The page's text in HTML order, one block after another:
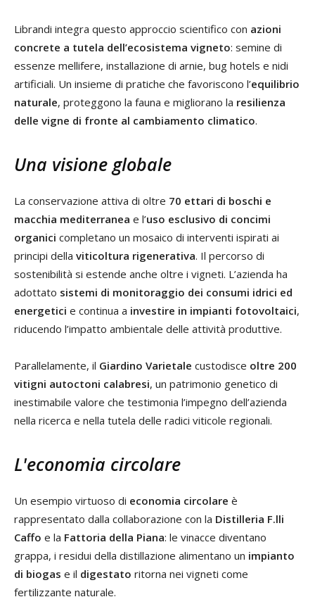
Librandi integra questo approccio scientifico con azioni
concrete a tutela dell’ecosistema vigneto: semine di
essenze mellifere, installazione di arnie, bug hotels e nidi
artificiali. Un insieme di pratiche che favoriscono l’equilibrio
naturale, proteggono la fauna e migliorano la resilienza
delle vigne di fronte al cambiamento climatico.
Una visione globale
La conservazione attiva di oltre 70 ettari di boschi e
macchia mediterranea e l’uso esclusivo di concimi
organici completano un mosaico di interventi ispirati ai
principi della viticoltura rigenerativa. Il percorso di
sostenibilità si estende anche oltre i vigneti. L’azienda ha
adottato sistemi di monitoraggio dei consumi idrici ed
energetici e continua a investire in impianti fotovoltaici,
riducendo l’impatto ambientale delle attività produttive.
Parallelamente, il Giardino Varietale custodisce oltre 200
vitigni autoctoni calabresi, un patrimonio genetico di
inestimabile valore che testimonia l’impegno dell’azienda
nella ricerca e nella tutela delle radici viticole regionali.
L'economia circolare
Un esempio virtuoso di economia circolare è
rappresentato dalla collaborazione con la Distilleria F.lli
Caffo e la Fattoria della Piana: le vinacce diventano
grappa, i residui della distillazione alimentano un impianto
di biogas e il digestato ritorna nei vigneti come
fertilizzante naturale.